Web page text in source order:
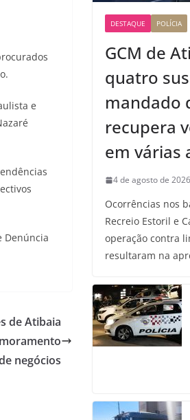
e
Denúncia
de Atibaia
negócios
DESTAQUE POLÍCIA
GCM de
quatro
mandado
recupera
em várias
4 de agosto de 2026
Ocorrências nos
Recreio Estoril e
operação contra
resultaram na